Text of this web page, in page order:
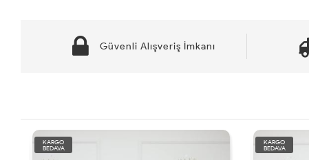
Güvenli Alışveriş İmkanı
KARGO
BEDAVA
KARGO
BEDAVA